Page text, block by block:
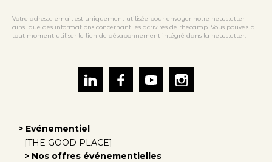
> Evénementiel
[THE GOOD PLACE]
> Nos offres événementielles
Votre adresse email est uniquement utilisée pour envoyer notre newsletter
ainsi que des informations concernant les activités de thecamp. Vous pouvez à
tout moment utiliser le lien de désabonnement intégré dans la newsletter.